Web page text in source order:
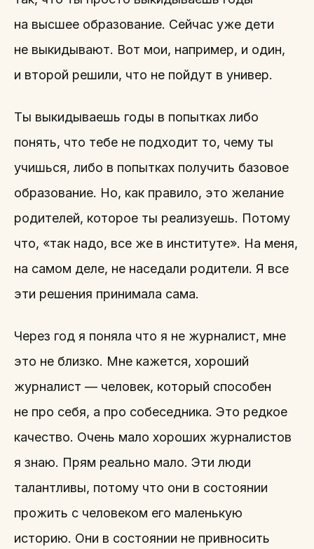
на высшее образование. Сейчас уже дети
не выкидывают. Вот мои, например, и один,
и второй решили, что не пойдут в универ.
Ты выкидываешь годы в попытках либо
понять, что тебе не подходит то, чему ты
учишься, либо в попытках получить базовое
образование. Но, как правило, это желание
родителей, которое ты реализуешь. Потому
что, «так надо, все же в институте». На меня,
на самом деле, не наседали родители. Я все
эти решения принимала сама.
Через год я поняла что я не журналист, мне
это не близко. Мне кажется, хороший
журналист — человек, который способен
не про себя, а про собеседника. Это редкое
качество. Очень мало хороших журналистов
я знаю. Прям реально мало. Эти люди
талантливы, потому что они в состоянии
прожить с человеком его маленькую
историю. Они в состоянии не привносить